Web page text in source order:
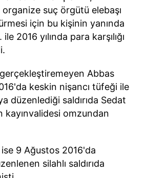
suç örgütü elebaşı
için bu kişinin yanında
2016 yılında para karşılığı
Abbas
keskin nişancı tüfeği ile
düzenlediği saldırıda Sedat
kayınvalidesi omzundan
9 Ağustos 2016'da
silahlı saldırıda